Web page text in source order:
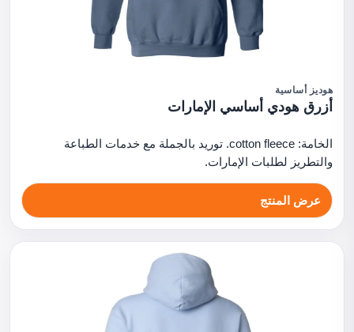
هوديز أساسية
أزرق هودي أساسي الإمارات
الخامة: cotton fleece. توريد بالجملة مع خدمات الطباعة
والتطريز لطلبات الإمارات.
عرض المنتج